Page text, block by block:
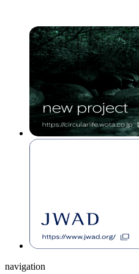
navigation